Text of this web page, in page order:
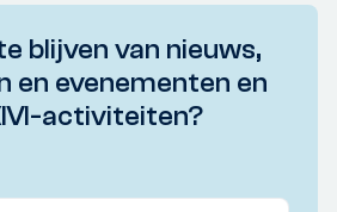
blijven van nieuws,
en evenementen en
activiteiten?